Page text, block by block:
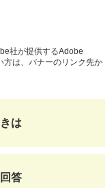
社が提供するAdobe
は、バナーのリンク先か
は
答